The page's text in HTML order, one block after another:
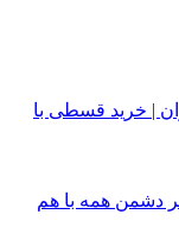
| خرید قسطی با
۱۲ روزه در برابر دشمن همه با هم